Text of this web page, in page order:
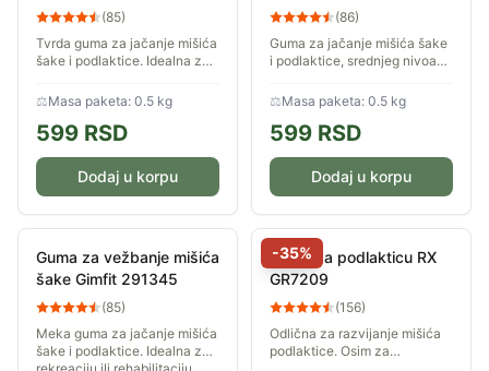
Tvrda
(85)
Tvrda guma za jačanje mišića
šake i podlaktice. Idealna za
⚖Masa paketa: 0.5 kg
599 RSD
Dodaj u korpu
Srednja
(86)
Guma za jačanje mišića šake
i podlaktice, srednjeg nivoa
ili rehabilitaciju.
⚖Masa paketa: 0.5 kg
599 RSD
Dodaj u korpu
Guma za vežbanje mišića
šake Gimfit 291345
(85)
Meka guma za jačanje mišića
šake i podlaktice. Idealna za
-35%
Guma za podlakticu RX
GR7209
(156)
Odlična za razvijanje mišića
podlaktice. Osim za